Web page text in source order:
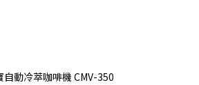
德國寶自動冷萃咖啡機 CMV-350